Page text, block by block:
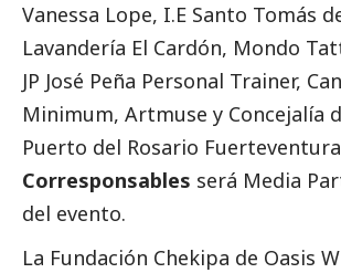
Vanessa Lope, I.E Santo Tomás
Lavandería El Cardón, Mondo
JP José Peña Personal Trainer,
Minimum, Artmuse y Concejalía
Puerto del Rosario
Corresponsables será Media
del evento.
La Fundación Chekipa de Oasis